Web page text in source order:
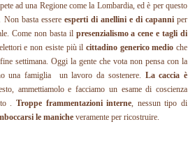
ad una Regione come la Lombardia, ed è per questo
Non basta essere esperti di anellini e di capanniper
Come non basta il presenzialismo a cene e tagli di
e non esiste più il cittadino generico medio che
settimana. Oggi la gente che vota non pensa con la
una famiglia un lavoro da sostenere. La caccia è
ammettiamolo e facciamo un esame di coscienza
.Troppe frammentazioni interne, nessun tipo di
le maniche veramente per ricostruire.